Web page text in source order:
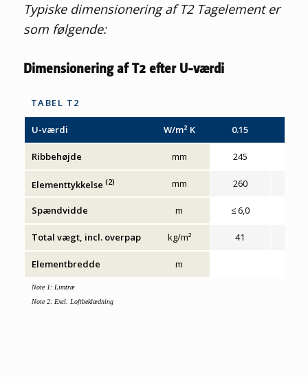
Typiske dimensionering af T2 Tagelement er
som følgende:
Dimensionering af T2 efter U-værdi
TABEL T2
U-værdi W/m² K 0.15
Ribbehøjde mm 245
Elementtykkelse (2) mm 260
Spændvidde m ≤ 6,0
Total vægt, incl. overpap kg/m² 41
Elementbredde m
Note 1: Limtræ
Note 2: Excl. Loftbeklædning